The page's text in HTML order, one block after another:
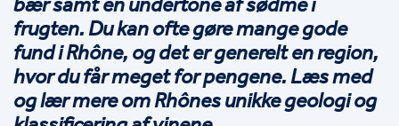
frugten. Du kan ofte gøre mange gode
fund i Rhône, og det er generelt en region,
hvor du får meget for pengene. Læs med
og lær mere om Rhônes unikke geologi og